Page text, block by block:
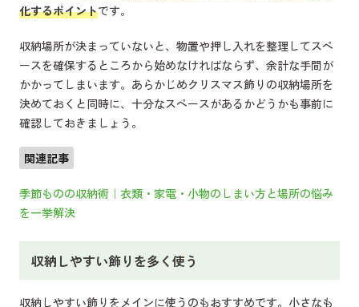
化するポイントです。
収納場所が決まっていないと、物置や押し入れを整理してスペ
ースを確保するところから始めなければならず、余計な手間が
かかってしまいます。あらかじめクリスマス飾りの収納場所を
決めておくと同時に、十分なスペースがあるかどうかも事前に
確認しておきましょう。
関連記事
季節ものの収納術｜衣類・家電・小物のしまい方と場所の悩み
を一挙解決
収納しやすい飾りを多く使う
収納しやすい飾りをメインに使うのもおすすめです。小さなも